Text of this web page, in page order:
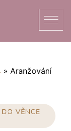
» Aranžování
VĚNCE